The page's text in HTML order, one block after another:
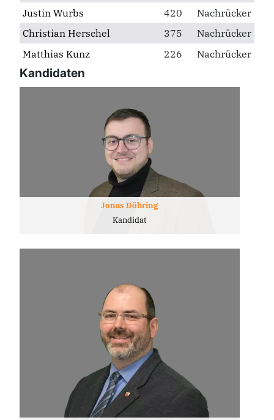
Justin Wurbs
420
Nachrücker
Christian Herschel
375
Nachrücker
Matthias Kunz
226 Nachrücker
Kandidaten
Jonas Döhring
Kandidat